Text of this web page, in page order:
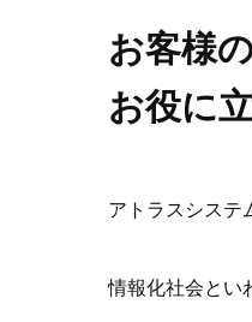
お客様
お役に
アトラスシステ
情報化社会とい